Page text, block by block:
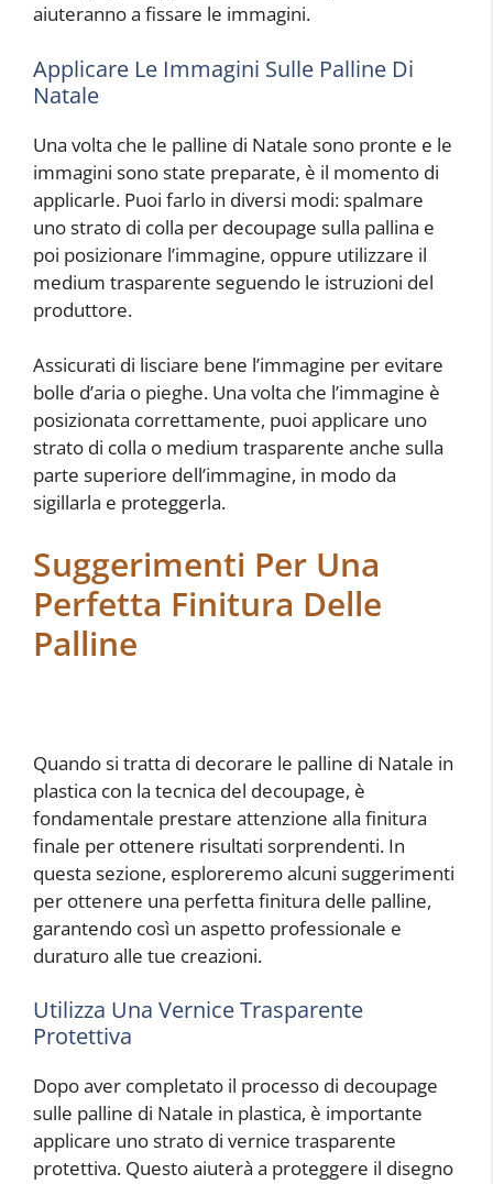
aiuteranno a fissare le immagini.
Applicare Le Immagini Sulle Palline Di
Natale
Una volta che le palline di Natale sono pronte e le
immagini sono state preparate, è il momento di
applicarle. Puoi farlo in diversi modi: spalmare
uno strato di colla per decoupage sulla pallina e
poi posizionare l’immagine, oppure utilizzare il
medium trasparente seguendo le istruzioni del
produttore.
Assicurati di lisciare bene l’immagine per evitare
bolle d’aria o pieghe. Una volta che l’immagine è
posizionata correttamente, puoi applicare uno
strato di colla o medium trasparente anche sulla
parte superiore dell’immagine, in modo da
sigillarla e proteggerla.
Suggerimenti Per Una
Perfetta Finitura Delle
Palline
Quando si tratta di decorare le palline di Natale in
plastica con la tecnica del decoupage, è
fondamentale prestare attenzione alla finitura
finale per ottenere risultati sorprendenti. In
questa sezione, esploreremo alcuni suggerimenti
per ottenere una perfetta finitura delle palline,
garantendo così un aspetto professionale e
duraturo alle tue creazioni.
Utilizza Una Vernice Trasparente
Protettiva
Dopo aver completato il processo di decoupage
sulle palline di Natale in plastica, è importante
applicare uno strato di vernice trasparente
protettiva. Questo aiuterà a proteggere il disegno